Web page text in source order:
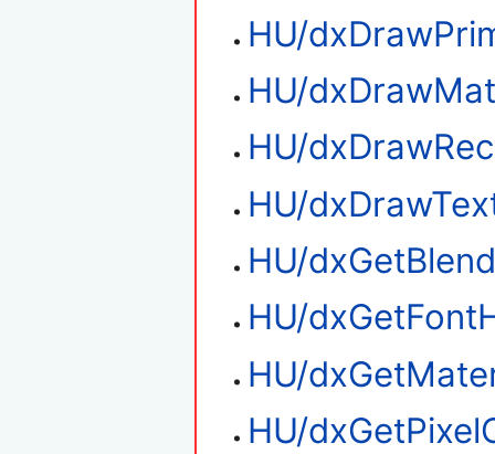
HU/
HU/
HU/
HU/
HU/
HU/
HU/
HU/